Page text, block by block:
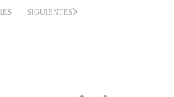
SIGUIENTES